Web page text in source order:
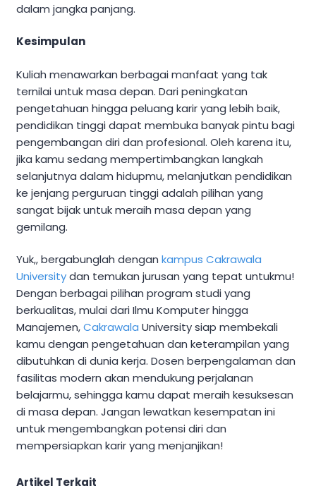
dalam jangka panjang.
Kesimpulan
Kuliah menawarkan berbagai manfaat yang tak
ternilai untuk masa depan. Dari peningkatan
pengetahuan hingga peluang karir yang lebih baik,
pendidikan tinggi dapat membuka banyak pintu bagi
pengembangan diri dan profesional. Oleh karena itu,
jika kamu sedang mempertimbangkan langkah
selanjutnya dalam hidupmu, melanjutkan pendidikan
ke jenjang perguruan tinggi adalah pilihan yang
sangat bijak untuk meraih masa depan yang
gemilang.
Yuk,, bergabunglah dengan kampus Cakrawala
Universitydan temukan jurusan yang tepat untukmu!
Dengan berbagai pilihan program studi yang
berkualitas, mulai dari Ilmu Komputer hingga
Manajemen,Cakrawala University siap membekali
kamu dengan pengetahuan dan keterampilan yang
dibutuhkan di dunia kerja. Dosen berpengalaman dan
fasilitas modern akan mendukung perjalanan
belajarmu, sehingga kamu dapat meraih kesuksesan
di masa depan. Jangan lewatkan kesempatan ini
untuk mengembangkan potensi diri dan
mempersiapkan karir yang menjanjikan!
Artikel Terkait